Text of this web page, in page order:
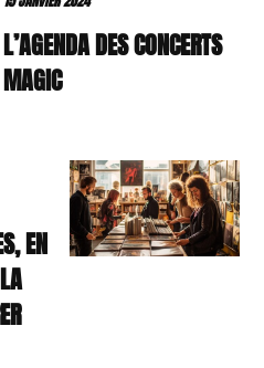
L’AGENDA DES CONCERTS
MAGIC
EN